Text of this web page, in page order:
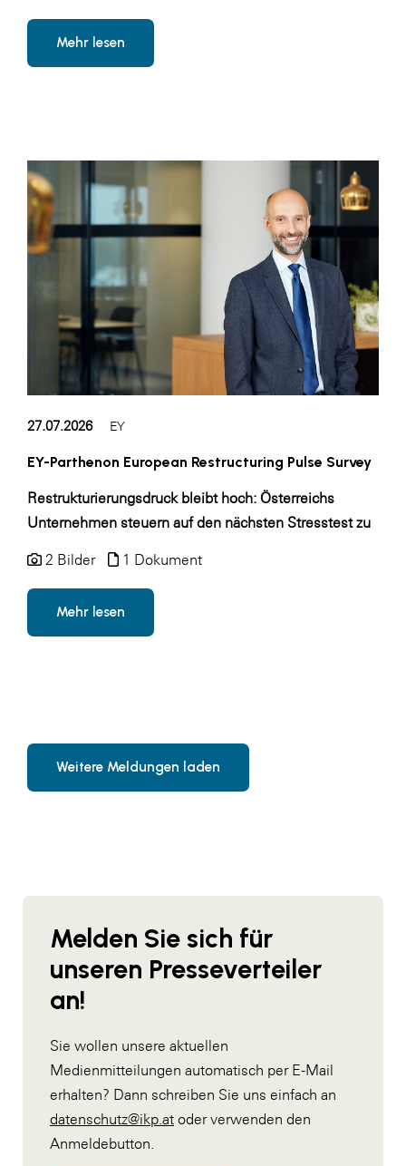
Mehr lesen
27.07.2026 EY
EY-Parthenon European Restructuring Pulse Survey
Restrukturierungsdruck bleibt hoch: Österreichs
Unternehmen steuern auf den nächsten Stresstest zu
2 Bilder 1 Dokument
Mehr lesen
Weitere Meldungen laden
Melden Sie sich für
unseren Presseverteiler
an!
Sie wollen unsere aktuellen
Medienmitteilungen automatisch per E-Mail
erhalten? Dann schreiben Sie uns einfach an
datenschutz@ikp.at oder verwenden den
Anmeldebutton.